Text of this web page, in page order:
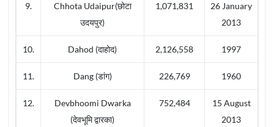
9.
Chhota Udaipur(छोटा
उदयपुर)
1,071,831
26 January
2013
10. Dahod (दाहोद) 2,126,558 1997
11. Dang (डांग) 226,769 1960
12.
Devbhoomi Dwarka
(देवभूमि द्वारका)
752,484
15 August
2013